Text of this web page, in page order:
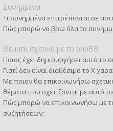
Συνημμένα
Τι συνημμένα επιτρέπονται σε
Πώς μπορώ να βρω όλα τα
Θέματα σχετικά με το phpBB
Ποιος έχει δημιουργήσει αυτό το
Γιατί δεν είναι διαθέσιμο το Χ
Με ποιον θα επικοινωνήσω
θέματα που σχετίζονται με αυτό
Πώς μπορώ να επικοινωνήσω με
συζητήσεων;